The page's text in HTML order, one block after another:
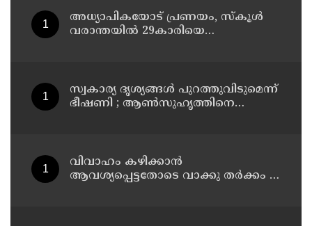
അധ്യാപികയോട് പ്രണയം, സ്‌കൂള്‍
വരാന്തയില്‍ 29കാരിയെ
സ്വകാര്യ ദൃശ്യങ്ങള്‍ പുറത്തുവിടുമെന്ന്
ഭീഷണി ; ആണ്‍സുഹൃത്തിനെ
വിവാഹം കഴിക്കാന്‍
ആവശ്യപ്പെട്ടതോടെ വാക്കു തര്‍ക്കം ;